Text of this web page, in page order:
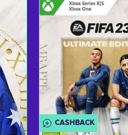
CASHBACK